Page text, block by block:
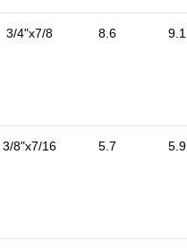
3/4"x7/8 8.6 9.1
3/8"x7/16 5.7 5.9